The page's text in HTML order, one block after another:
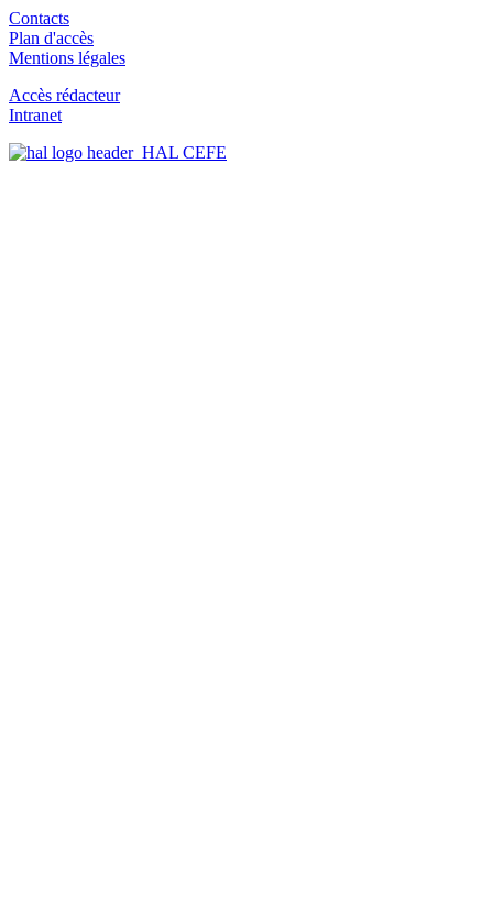
Contacts
Plan d'accès
Mentions légales
Accès rédacteur
Intranet
HAL CEFE